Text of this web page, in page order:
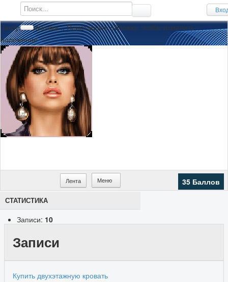
Загрузка обложки... Перетащите обложку, чтобы изменить
положение
35 Баллов
Лента Меню
СТАТИСТИКА
Записи: 10
Записи
Купить двухэтажную кровать